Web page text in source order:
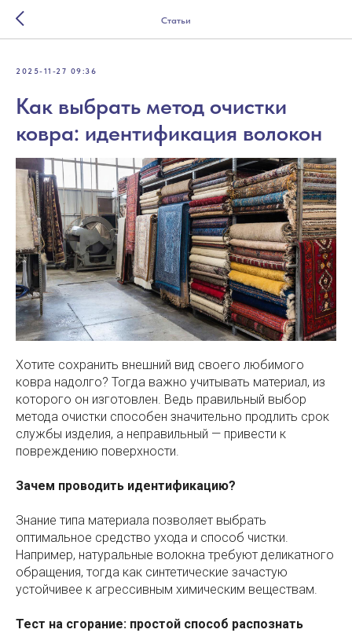
Статьи
2025-11-27 09:36
Как выбрать метод очистки
ковра: идентификация волокон
Хотите сохранить внешний вид своего любимого
ковра надолго? Тогда важно учитывать материал, из
которого он изготовлен. Ведь правильный выбор
метода очистки способен значительно продлить срок
службы изделия, а неправильный — привести к
повреждению поверхности.
Зачем проводить идентификацию?
Знание типа материала позволяет выбрать
оптимальное средство ухода и способ чистки.
Например, натуральные волокна требуют деликатного
обращения, тогда как синтетические зачастую
устойчивее к агрессивным химическим веществам.
Тест на сгорание: простой способ распознать